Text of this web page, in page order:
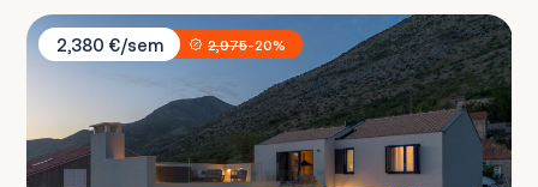
Villa La Miel
2,380 €/sem
2,975-20%